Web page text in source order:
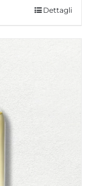
Dettagli